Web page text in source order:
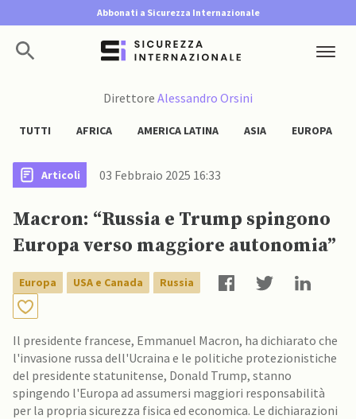
Abbonati a Sicurezza Internazionale
Direttore Alessandro Orsini
TUTTI AFRICA AMERICA LATINA ASIA EUROPA
Articoli 03 Febbraio 2025 16:33
Macron: “Russia e Trump spingono
Europa verso maggiore autonomia”
Europa USA e Canada Russia
Il presidente francese, Emmanuel Macron, ha dichiarato che
l'invasione russa dell'Ucraina e le politiche protezionistiche
del presidente statunitense, Donald Trump, stanno
spingendo l'Europa ad assumersi maggiori responsabilità
per la propria sicurezza fisica ed economica. Le dichiarazioni